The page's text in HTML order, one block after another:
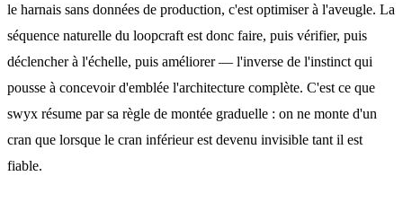
le harnais sans données de production, c'est optimiser à l'aveugle. La
séquence naturelle du loopcraft est donc faire, puis vérifier, puis
déclencher à l'échelle, puis améliorer — l'inverse de l'instinct qui
pousse à concevoir d'emblée l'architecture complète. C'est ce que
swyx résume par sa règle de montée graduelle : on ne monte d'un
cran que lorsque le cran inférieur est devenu invisible tant il est
fiable.